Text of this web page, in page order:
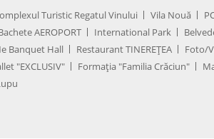
Turistic Regatul Vinului Vila Nouă
AEROPORT
International Park
Banquet Hall
Restaurant TINEREȚEA Foto/
"EXCLUSIV"
Formația "Familia Crăciun"